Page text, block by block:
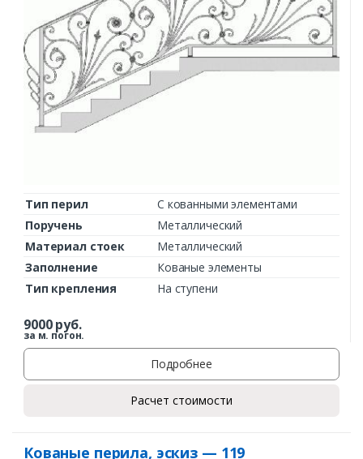
Тип перил
С кованными элементами
Поручень
Металлический
Материал стоек
Металлический
Заполнение
Кованые элементы
Тип крепления
На ступени
9000руб.
за м. погон.
Подробнее
Расчет стоимости
Кованые перила, эскиз — 119